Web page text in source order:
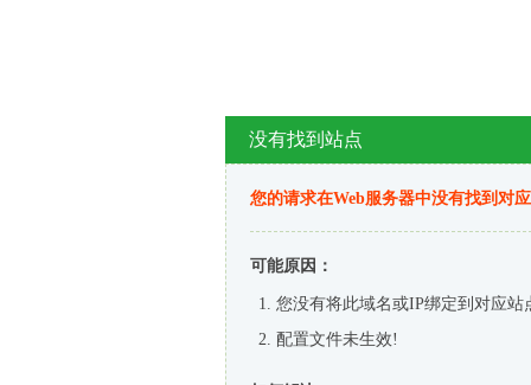
没有找到站点
您的请求在Web服务器中没有找到对
可能原因：
您没有将此域名或IP绑定到对应站
配置文件未生效!